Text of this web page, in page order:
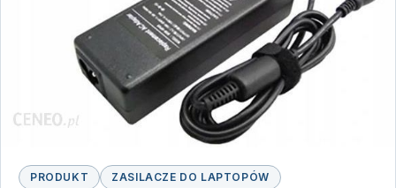
PRODUKT ZASILACZE DO LAPTOPÓW